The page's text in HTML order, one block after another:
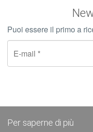
Puoi essere il primo a
Per saperne di più